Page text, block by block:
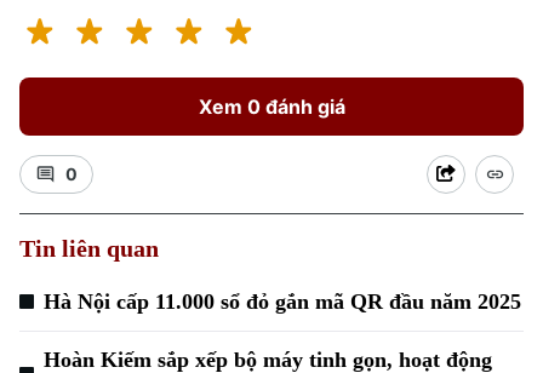
Xem 0 đánh giá
0
Tin liên quan
Hà Nội cấp 11.000 sổ đỏ gắn mã QR đầu năm 2025
Hoàn Kiếm sắp xếp bộ máy tinh gọn, hoạt động